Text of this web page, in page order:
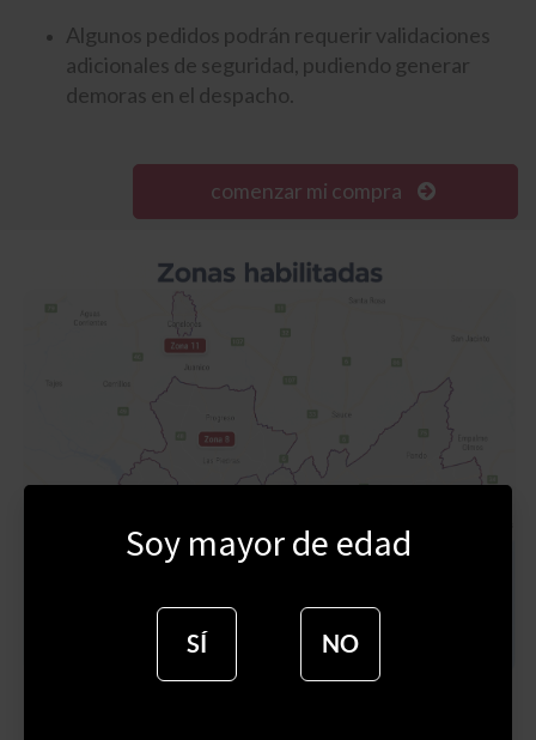
Algunos pedidos podrán requerir validaciones
adicionales de seguridad, pudiendo generar
demoras en el despacho.
comenzar mi compra
Soy mayor de edad
SÍ NO